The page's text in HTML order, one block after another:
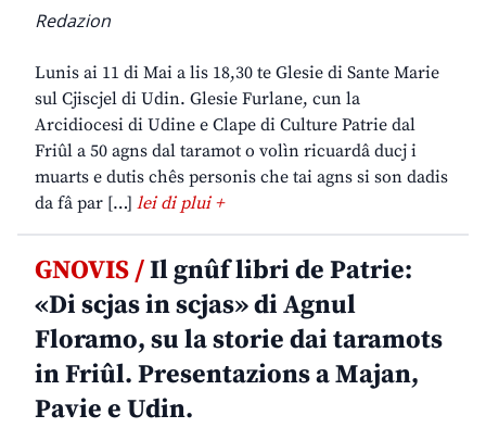
Redazion
Lunis ai 11 di Mai a lis 18,30 te Glesie di Sante Marie
sul Cjiscjel di Udin. Glesie Furlane, cun la
Arcidiocesi di Udine e Clape di Culture Patrie dal
Friûl a 50 agns dal taramot o volìn ricuardâ ducj i
muarts e dutis chês personis che tai agns si son dadis
da fâ par […] lei di plui +
GNOVIS /Il gnûf libri de Patrie:
«Di scjas in scjas» di Agnul
Floramo, su la storie dai taramots
in Friûl. Presentazions a Majan,
Pavie e Udin.